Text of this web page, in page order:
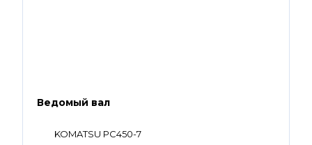
Ведомый вал
KOMATSU PC450-7